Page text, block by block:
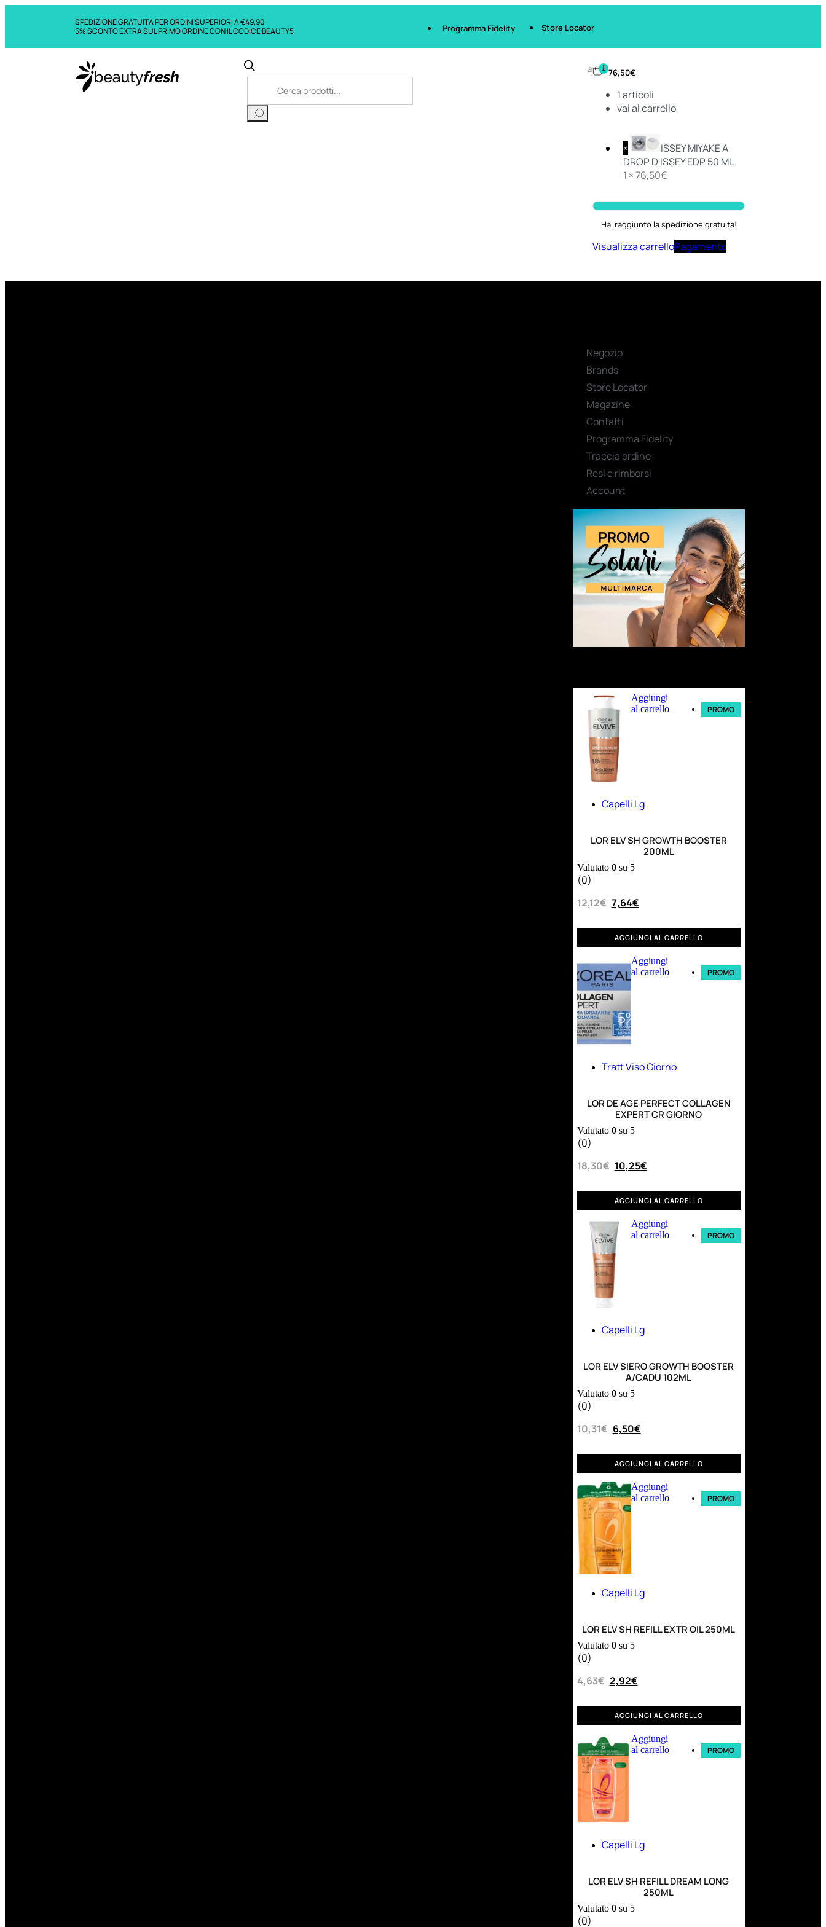
SPEDIZIONE GRATUITA PER ORDINI SUPERIORI A €49,90
5% SCONTO EXTRA SUL PRIMO ORDINE CON IL CODICE BEAUTY5
Programma Fidelity Store Locator
1 76,50€
1articoli
vai al carrello
×
ISSEY MIYAKE A
DROP D'ISSEY EDP 50 ML
1 ×76,50€
Hai raggiunto la spedizione gratuita!
Visualizza carrelloPagamento
Negozio
Brands
Store Locator
Magazine
Contatti
Programma Fidelity
Traccia ordine
Resi e rimborsi
Account
Aggiungi
al carrello
PROMO
Capelli Lg
LOR ELV SH GROWTH BOOSTER
200ML
Valutato 0su 5
(0)
12,12€ 7,64€
AGGIUNGI AL CARRELLO
Aggiungi
al carrello
PROMO
Tratt Viso Giorno
LOR DE AGE PERFECT COLLAGEN
EXPERT CR GIORNO
Valutato 0su 5
(0)
18,30€ 10,25€
AGGIUNGI AL CARRELLO
Aggiungi
al carrello
PROMO
Capelli Lg
LOR ELV SIERO GROWTH BOOSTER
A/CADU 102ML
Valutato 0su 5
(0)
10,31€ 6,50€
AGGIUNGI AL CARRELLO
Aggiungi
al carrello
PROMO
Capelli Lg
LOR ELV SH REFILL EXTR OIL 250ML
Valutato 0su 5
(0)
4,63€ 2,92€
AGGIUNGI AL CARRELLO
Aggiungi
al carrello
PROMO
Capelli Lg
LOR ELV SH REFILL DREAM LONG
250ML
Valutato 0su 5
(0)